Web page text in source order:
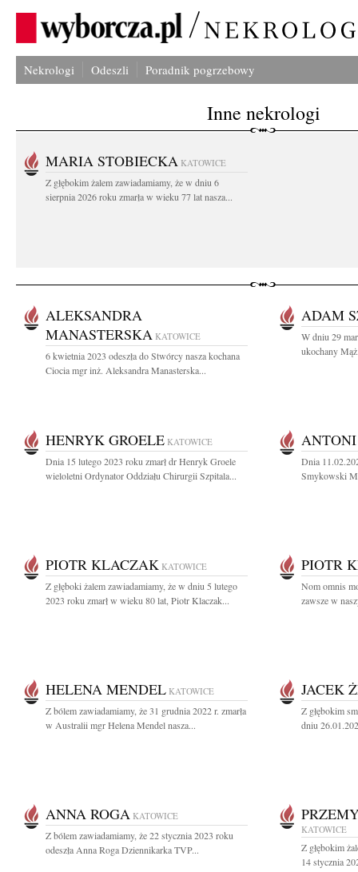
Nekrologi Odeszli Poradnik pogrzebowy
Inne nekrologi
MARIA STOBIECKA KATOWICE
Z głębokim żalem zawiadamiamy, że w dniu 6
sierpnia 2026 roku zmarła w wieku 77 lat nasza...
ALEKSANDRA
MANASTERSKA KATOWICE
6 kwietnia 2023 odeszła do Stwórcy nasza kochana
Ciocia mgr inż. Aleksandra Manasterska...
ADAM
W dniu 29
ukochany
HENRYK GROELE KATOWICE
Dnia 15 lutego 2023 roku zmarł dr Henryk Groele
wieloletni Ordynator Oddziału Chirurgii Szpitala...
Dnia
Smykowski
PIOTR KLACZAK KATOWICE
Z głęboki żalem zawiadamiamy, że w dniu 5 lutego
2023 roku zmarł w wieku 80 lat, Piotr Klaczak...
PIOTR
Nom omnis
zawsze w
HELENA MENDEL KATOWICE
Z bólem zawiadamiamy, że 31 grudnia 2022 r. zmarła
w Australii mgr Helena Mendel nasza...
JACEK
Z głębokim
dniu
ANNA ROGA KATOWICE
Z bólem zawiadamiamy, że 22 stycznia 2023 roku
odeszła Anna Roga Dziennikarka TVP...
KATOWICE
Z głębokim
14 stycznia